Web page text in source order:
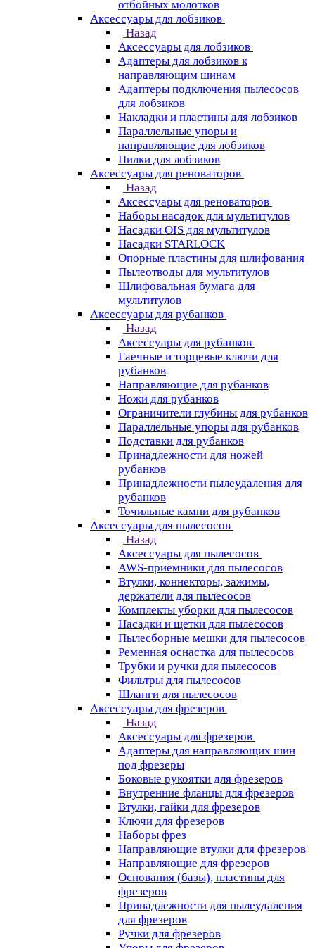
отбойных молотков
Аксессуары для лобзиков
Назад
Аксессуары для лобзиков
Адаптеры для лобзиков к
направляющим шинам
Адаптеры подключения пылесосов
для лобзиков
Накладки и пластины для лобзиков
Параллельные упоры и
направляющие для лобзиков
Пилки для лобзиков
Аксессуары для реноваторов
Назад
Аксессуары для реноваторов
Наборы насадок для мультитулов
Насадки OIS для мультитулов
Насадки STARLOCK
Опорные пластины для шлифования
Пылеотводы для мультитулов
Шлифовальная бумага для
мультитулов
Аксессуары для рубанков
Назад
Аксессуары для рубанков
Гаечные и торцевые ключи для
рубанков
Направляющие для рубанков
Ножи для рубанков
Ограничители глубины для рубанков
Параллельные упоры для рубанков
Подставки для рубанков
Принадлежности для ножей
рубанков
Принадлежности пылеудаления для
рубанков
Точильные камни для рубанков
Аксессуары для пылесосов
Назад
Аксессуары для пылесосов
AWS-приемники для пылесосов
Втулки, коннекторы, зажимы,
держатели для пылесосов
Комплекты уборки для пылесосов
Насадки и щетки для пылесосов
Пылесборные мешки для пылесосов
Ременная оснастка для пылесосов
Трубки и ручки для пылесосов
Фильтры для пылесосов
Шланги для пылесосов
Аксессуары для фрезеров
Назад
Аксессуары для фрезеров
Адаптеры для направляющих шин
под фрезеры
Боковые рукоятки для фрезеров
Внутренние фланцы для фрезеров
Втулки, гайки для фрезеров
Ключи для фрезеров
Наборы фрез
Направляющие втулки для фрезеров
Направляющие для фрезеров
Основания (базы), пластины для
фрезеров
Принадлежности для пылеудаления
для фрезеров
Ручки для фрезеров